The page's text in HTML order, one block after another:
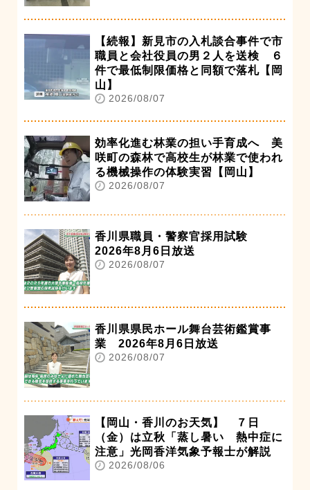
【続報】新見市の入札談合事件で市
職員と会社役員の男２人を送検 ６
件で最低制限価格と同額で落札【岡
山】
2026/08/07
効率化進む林業の担い手育成へ 美
咲町の森林で高校生が林業で使われ
る機械操作の体験実習【岡山】
2026/08/07
香川県職員・警察官採用試験
2026年8月6日放送
2026/08/07
香川県県民ホール舞台芸術鑑賞事
業 2026年8月6日放送
2026/08/07
【岡山・香川のお天気】 ７日
（金）は立秋「蒸し暑い 熱中症に
注意」光岡香洋気象予報士が解説
2026/08/06